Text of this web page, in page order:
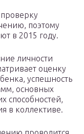
поэтому
в 2015 году.
личности
оценку
успешность
основных
способностей,
в коллективе.